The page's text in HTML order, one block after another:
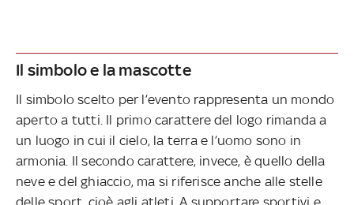
Il simbolo e la mascotte
Il simbolo scelto per l’evento rappresenta un mondo
aperto a tutti. Il primo carattere del logo rimanda a
un luogo in cui il cielo, la terra e l’uomo sono in
armonia. Il secondo carattere, invece, è quello della
neve e del ghiaccio, ma si riferisce anche alle stelle
delle sport, cioè agli atleti. A supportare sportivi e